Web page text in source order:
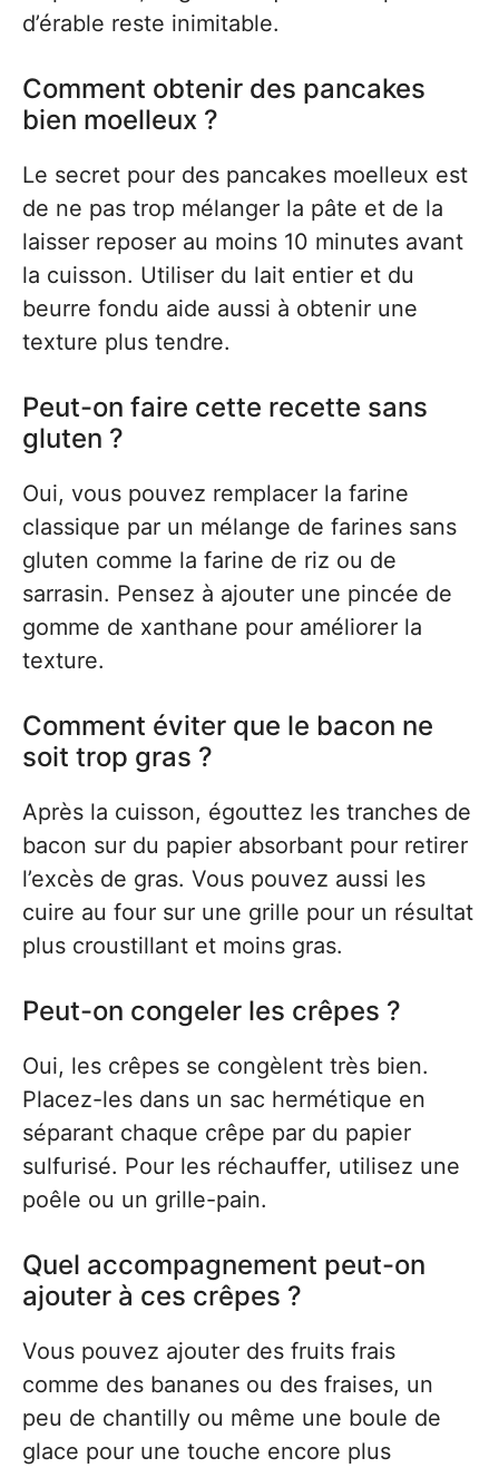
d’érable reste inimitable.
Comment obtenir des pancakes
bien moelleux ?
Le secret pour des pancakes moelleux est
de ne pas trop mélanger la pâte et de la
laisser reposer au moins 10 minutes avant
la cuisson. Utiliser du lait entier et du
beurre fondu aide aussi à obtenir une
texture plus tendre.
Peut-on faire cette recette sans
gluten ?
Oui, vous pouvez remplacer la farine
classique par un mélange de farines sans
gluten comme la farine de riz ou de
sarrasin. Pensez à ajouter une pincée de
gomme de xanthane pour améliorer la
texture.
Comment éviter que le bacon ne
soit trop gras ?
Après la cuisson, égouttez les tranches de
bacon sur du papier absorbant pour retirer
l’excès de gras. Vous pouvez aussi les
cuire au four sur une grille pour un résultat
plus croustillant et moins gras.
Peut-on congeler les crêpes ?
Oui, les crêpes se congèlent très bien.
Placez-les dans un sac hermétique en
séparant chaque crêpe par du papier
sulfurisé. Pour les réchauffer, utilisez une
poêle ou un grille-pain.
Quel accompagnement peut-on
ajouter à ces crêpes ?
Vous pouvez ajouter des fruits frais
comme des bananes ou des fraises, un
peu de chantilly ou même une boule de
glace pour une touche encore plus